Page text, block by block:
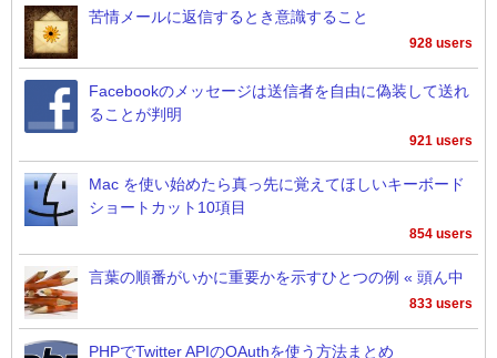
苦情メールに返信するとき意識すること
928 users
Facebookのメッセージは送信者を自由に偽装して送れ
ることが判明
921 users
Mac を使い始めたら真っ先に覚えてほしいキーボード
ショートカット10項目
854 users
言葉の順番がいかに重要かを示すひとつの例 « 頭ん中
833 users
PHPでTwitter APIのOAuthを使う方法まとめ